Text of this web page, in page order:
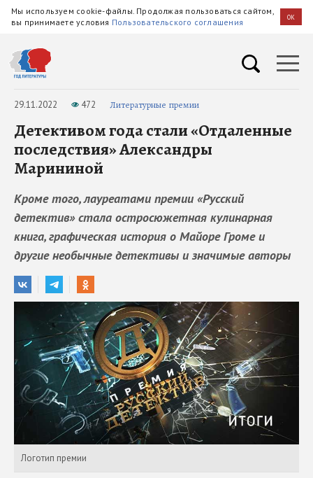
Мы используем cookie-файлы. Продолжая пользоваться сайтом,
вы принимаете условия Пользовательского соглашения OK
29.11.2022 472 Литературные премии
Детективом года стали «Отдаленные
последствия» Александры
Марининой
Кроме того, лауреатами премии «Русский
детектив» стала остросюжетная кулинарная
книга, графическая история о Майоре Громе и
другие необычные детективы и значимые авторы
Логотип премии